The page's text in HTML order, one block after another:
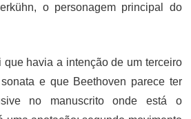
o personagem principal do
havia a intenção de um terceiro
e que Beethoven parece ter
no manuscrito onde está o